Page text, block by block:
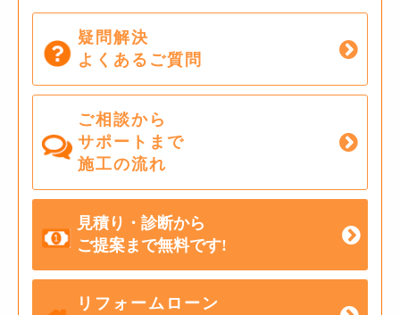
疑問解決
よくあるご質問
ご相談から
サポートまで
施工の流れ
見積り・診断から
ご提案まで無料です!
リフォームローン